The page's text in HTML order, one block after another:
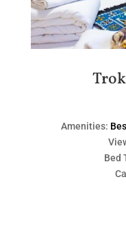
Amenities:
Bed